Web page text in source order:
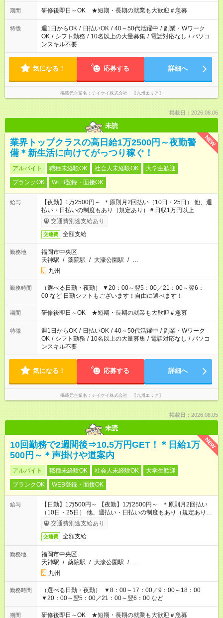
期間 研修後即日～OK ★短期・長期の就業も大歓迎＃急募
特徴 週1日からOK / 日払いOK / 40～50代活躍中 / 副業・Wワーク
OK / シフト勤務 / 10名以上の大量募集 / 電話対応なし / パソコ
ンスキル不要
気になる！ 応募する 詳細へ
掲載元企業名 テイケイ株式会社 【九州エリア】
掲載日：2026.08.06
未読
NEW
業界トップクラスの高日給1万2500円～夜勤警
備＊新生活に向けてがっつり稼ぐ！
アルバイト 職種未経験OK 社会人未経験OK
大学生歓迎
ブランクOK
WEB登録・面接OK
給与
【夜勤】1万2500円～ ＊原則月2回払い（10日・25日） 他、週
払い・日払いの制度もあり（規定あり）＃日収1万円以上
交通費別途支給あり
交通費 全額支給
勤務地
福岡市中央区
天神駅 / 薬院駅 / 大濠公園駅 / …
九州
勤務時間
（選べる日勤・夜勤） ▼20：00～翌5：00／21：00～翌6：
00 など 日勤シフトもございます！自由に選べます！
期間 研修後即日～OK ★短期・長期の就業も大歓迎＃急募
特徴 週1日からOK / 日払いOK / 40～50代活躍中 / 副業・Wワーク
OK / シフト勤務 / 10名以上の大量募集 / 電話対応なし / パソコ
ンスキル不要
気になる！ 応募する 詳細へ
掲載元企業名 テイケイ株式会社 【九州エリア】
掲載日：2026.08.05
未読
NEW
10回勤務で2週間後⇒10.5万円GET！＊日給1万
500円～＊声掛けや道案内
アルバイト 職種未経験OK 社会人未経験OK
大学生歓迎
ブランクOK
WEB登録・面接OK
給与
【日勤】1万500円～ 【夜勤】1万2500円～ ＊原則月2回払い
（10日・25日） 他、週払い・日払いの制度もあり（規定あり）
＃日収1万円以上
交通費別途支給あり
交通費 全額支給
勤務地
福岡市中央区
天神駅 / 薬院駅 / 大濠公園駅 / …
九州
勤務時間
（選べる日勤・夜勤） ▼8：00～17：00／9：00～18：00
▼20：00～翌5：00／21：00～翌6：00 など
期間 研修後即日～OK ★短期・長期の就業も大歓迎＃急募